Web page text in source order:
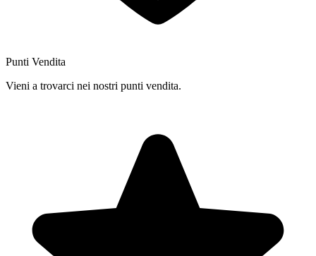
Punti Vendita
Vieni a trovarci nei nostri punti vendita.